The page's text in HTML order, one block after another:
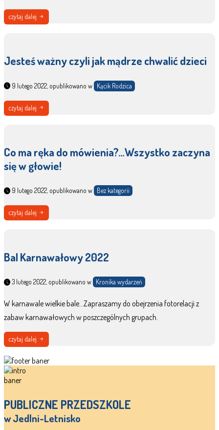
czytaj dalej
Jesteś ważny czyli jak mądrze chwalić dzieci
9 lutego 2022, opublikowano w Kącik Rodzica
czytaj dalej
Co ma ręka do mówienia?…Wszystko zaczyna
się w głowie!
9 lutego 2022, opublikowano w Bez kategorii
czytaj dalej
Bal Karnawałowy 2022
3 lutego 2022, opublikowano w Kronika wydarzeń
W karnawale wielkie bale…Zapraszamy do obejrzenia fotorelacji z
zabaw karnawałowych w poszczególnych grupach.
czytaj dalej
PUBLICZNE PRZEDSZKOLE
w Jedlni-Letnisko